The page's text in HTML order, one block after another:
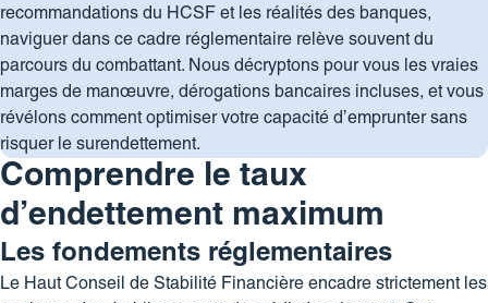
recommandations du HCSF et les réalités des banques,
naviguer dans ce cadre réglementaire relève souvent du
parcours du combattant. Nous décryptons pour vous les vraies
marges de manœuvre, dérogations bancaires incluses, et vous
révélons comment optimiser votre capacité d’emprunter sans
risquer le surendettement.
Comprendre le taux
d’endettement maximum
Les fondements réglementaires
Le Haut Conseil de Stabilité Financière encadre strictement les